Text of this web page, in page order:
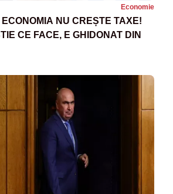
Economie
ECONOMIA NU CREȘTE TAXE!
CE FACE, E GHIDONAT DIN